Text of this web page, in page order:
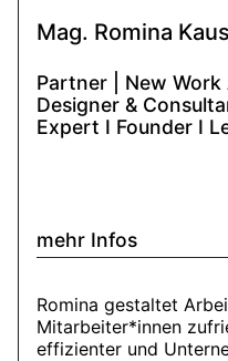
Mag. Romina Kaus
Partner | New
Designer &
Expert I Founder I
mehr Infos
Romina gestaltet
Mitarbeiter*innen
effizienter und